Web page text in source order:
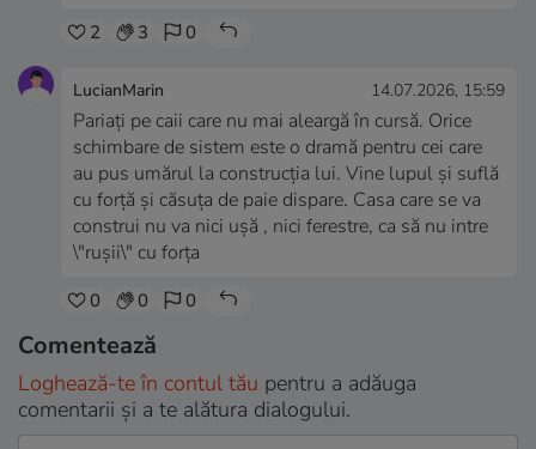
2 3 0
LucianMarin 14.07.2026, 15:59
Pariaţi pe caii care nu mai aleargă în cursă. Orice
schimbare de sistem este o dramă pentru cei care
au pus umărul la construcţia lui. Vine lupul şi suflă
cu forţă şi căsuţa de paie dispare. Casa care se va
construi nu va nici uşă , nici ferestre, ca să nu intre
\"ruşii\" cu forţa
0 0 0
Comentează
Loghează-te în contul tău pentru a adăuga
comentarii și a te alătura dialogului.